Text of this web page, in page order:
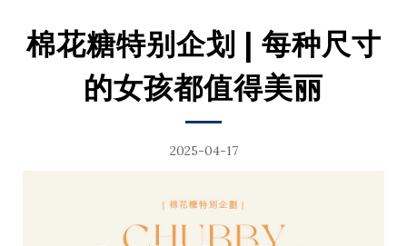
棉花糖特别企划 | 每种尺寸
的女孩都值得美丽
2025-04-17